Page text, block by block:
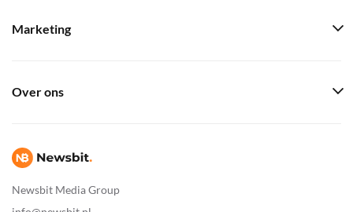
Newsbit Media Group
Marketing
Over ons